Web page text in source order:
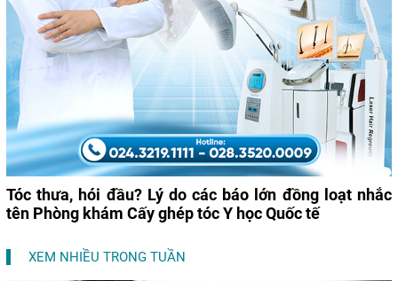
Tóc thưa, hói đầu? Lý do các báo lớn đồng loạt nhắc
tên Phòng khám Cấy ghép tóc Y học Quốc tế
XEM NHIỀU TRONG TUẦN